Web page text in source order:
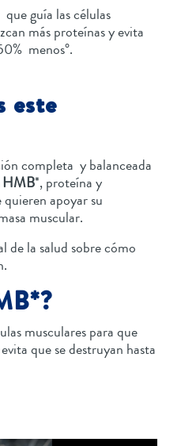
guía las células
más proteínas y evita
menos°.
este
completa y balanceada
HMB*, proteína y
apoyar su
muscular.
de la salud sobre cómo
musculares para que
que se destruyan hasta